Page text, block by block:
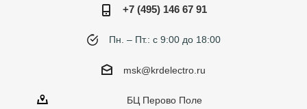
+7 (495) 146 67 91
Пн. – Пт.: с 9:00 до 18:00
msk@krdelectro.ru
БЦ Перово Поле